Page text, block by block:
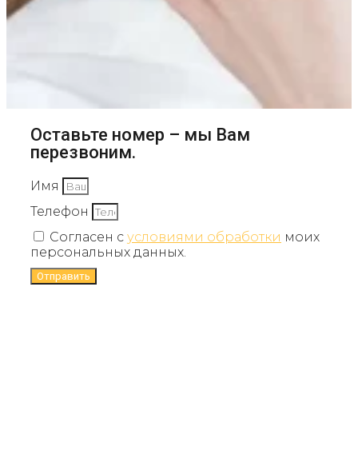
Оставьте номер – мы Вам
перезвоним.
Имя
Телефон
Согласен с условиями обработки моих
персональных данных.
Отправить